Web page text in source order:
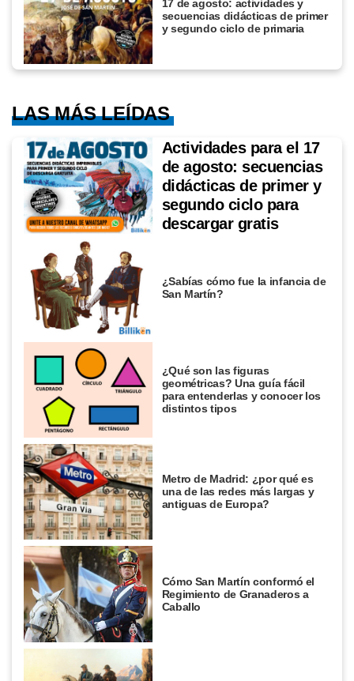
17 de agosto: actividades y
secuencias didácticas de primer
y segundo ciclo de primaria
LAS MÁS LEÍDAS
Actividades para el 17
de agosto: secuencias
didácticas de primer y
segundo ciclo para
descargar gratis
¿Sabías cómo fue la infancia de
San Martín?
¿Qué son las figuras
geométricas? Una guía fácil
para entenderlas y conocer los
distintos tipos
Metro de Madrid: ¿por qué es
una de las redes más largas y
antiguas de Europa?
Cómo San Martín conformó el
Regimiento de Granaderos a
Caballo